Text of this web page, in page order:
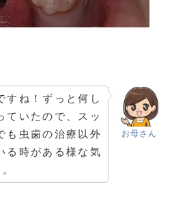
お母さん
すね！ずっと何し
ていたので、スッ
も虫歯の治療以外
る時がある様な気